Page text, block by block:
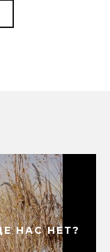
НАС НЕТ?